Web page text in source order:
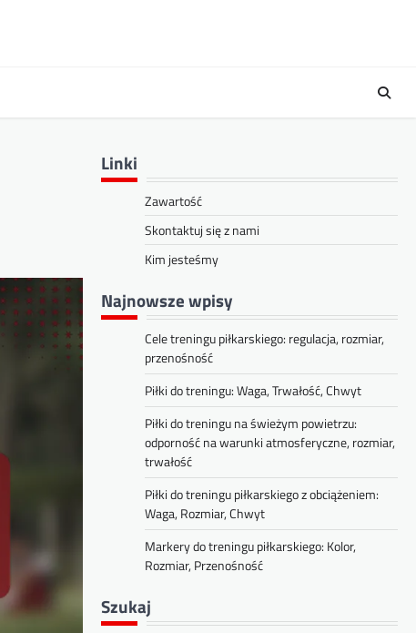
Linki
Zawartość
Skontaktuj się z nami
Kim jesteśmy
Najnowsze wpisy
Cele treningu piłkarskiego: regulacja, rozmiar,
przenośność
Piłki do treningu: Waga, Trwałość, Chwyt
Piłki do treningu na świeżym powietrzu:
odporność na warunki atmosferyczne, rozmiar,
trwałość
Piłki do treningu piłkarskiego z obciążeniem:
Waga, Rozmiar, Chwyt
Markery do treningu piłkarskiego: Kolor,
Rozmiar, Przenośność
Szukaj